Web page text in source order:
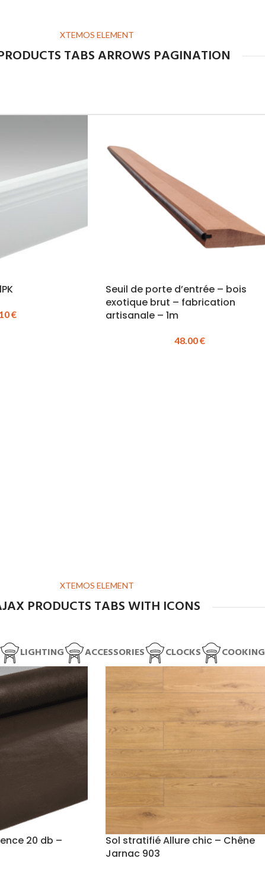
XTEMOS ELEMENT
TABS ARROWS PAGINATION
€
Seuil de porte d’entrée – bois
exotique brut – fabrication
artisanale – 1m
48.00€
XTEMOS ELEMENT
PRODUCTS TABS WITH ICONS
LIGHTING ACCESSORIES CLOCKS COOKING
20 db –
Sol stratifié Allure chic – Chêne
Jarnac 903